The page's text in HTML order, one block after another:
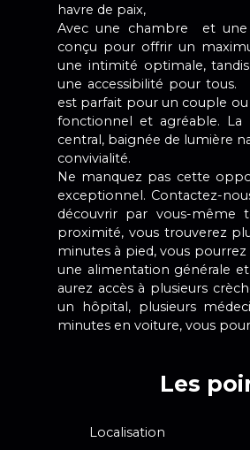
havre de paix,
Avec une chambre et une
conçu pour offrir un
une intimité optimale,
une accessibilité pour
est parfait pour un couple
fonctionnel et agréable. La
central, baignée de lumière
convivialité.
Ne manquez pas cette
exceptionnel. Contactez-
découvrir par vous-
proximité, vous trouverez
minutes à pied, vous
une alimentation générale
aurez accès à plusieurs
un hôpital, plusieurs
minutes en voiture, vous
Les
Localisation